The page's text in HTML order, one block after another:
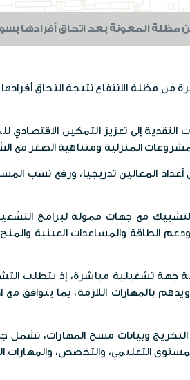
مديرة عام صندوق المعونة الوطنية، ختام شنيكات، عن تخريج 644
إلى تعزيز التمكين الاقتصادي
المنزلية ومتناهية الصغر مع
مع جهات ممولة لبرامج التشغيل
الطاقة والمساعدات العينية
جهة تشغيلية مباشرة، إذ
بالمهارات اللازمة، بما يتوافق مع
التعليمي، والتخصص، والمهارات